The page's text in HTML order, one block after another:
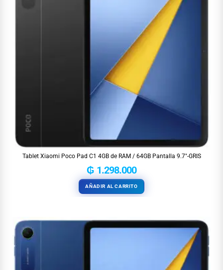
Tablet Xiaomi Poco Pad C1 4GB de RAM / 64GB Pantalla 9.7″-GRIS
₲ 1.298.000
AÑADIR AL CARRITO